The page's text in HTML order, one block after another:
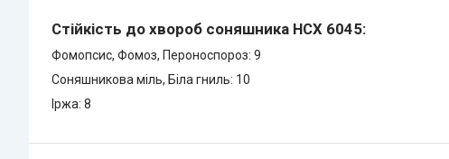
Стійкість до хвороб соняшника НСХ 6045:
Фомопсис, Фомоз, Пероноспороз: 9
Соняшникова міль, Біла гниль: 10
Іржа: 8